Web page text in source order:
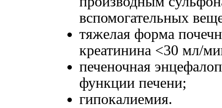
вспомогательных
тяжелая форма
креатинина <30 мл/
печеночная
функции печени;
гипокалиемия.